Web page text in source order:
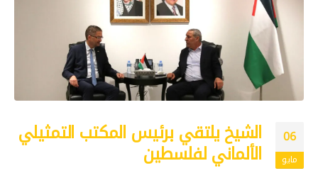
06
مايو
الشيخ يلتقي برئيس المكتب التمثيلي
الألماني لفلسطين